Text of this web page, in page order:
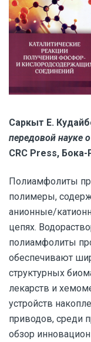
Саркыт Е.
передовой науке
CRC Press,
Полиамфолиты
полимеры,
анионные/
цепях.
полиамфолиты
обеспечивают
структурных
лекарств и
устройств
приводов, среди
обзор